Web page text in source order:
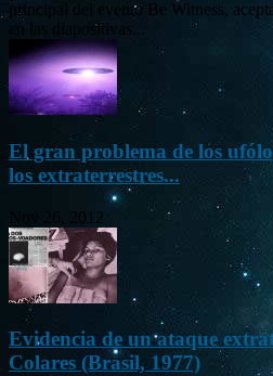
principal del evento Be Witness,
en las diapositivas...
El gran problema de los
los extraterrestres...
Nov 26, 2012
Evidencia de un ataque
Colares (Brasil, 1977)